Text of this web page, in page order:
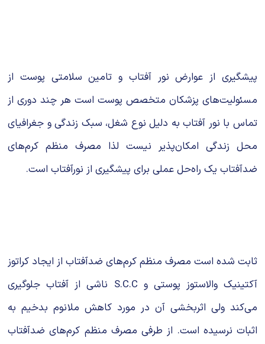
پیشگیری از عوارض نور آفتاب و تامین سلامتی پوست از
مسئولیت‌های پزشکان متخصص پوست است هر چند دوری از
تماس با نور آفتاب به دلیل نوع شغل، سبک زندگی و جغرافیای
محل زندگی امکان‌پذیر نیست لذا مصرف منظم کرم‌های
ضدآفتاب یک راه‌حل عملی برای پیشگیری از نورآفتاب است.
ثابت شده است مصرف منظم کرم‌های ضدآفتاب از ایجاد کراتوز
آکتینیک والاستوز پوستی و S.C.C ناشی از آفتاب جلوگیری
می‌کند ولی اثربخشی آن در مورد کاهش ملانوم بدخیم به
اثبات نرسیده است. از طرفی مصرف منظم کرم‌های ضدآفتاب